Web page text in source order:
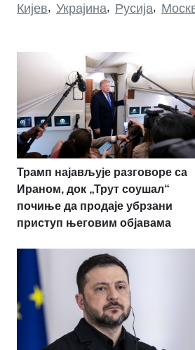
Кијев, Украјина, Русија,
Трамп најављује разговоре са
Ираном, док „Трут соушал“
почиње да продаје убрзани
приступ његовим објавама